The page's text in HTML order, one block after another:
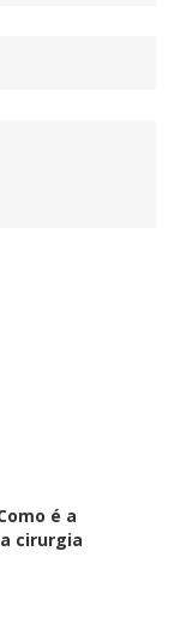
é a
cirurgia